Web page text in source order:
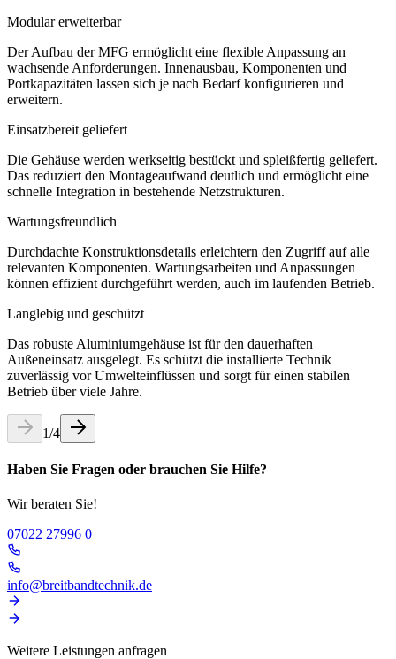
Modular erweiterbar
Der Aufbau der MFG ermöglicht eine flexible Anpassung an
wachsende Anforderungen. Innenausbau, Komponenten und
Portkapazitäten lassen sich je nach Bedarf konfigurieren und
erweitern.
Einsatzbereit geliefert
Die Gehäuse werden werkseitig bestückt und spleißfertig geliefert.
Das reduziert den Montageaufwand deutlich und ermöglicht eine
schnelle Integration in bestehende Netzstrukturen.
Wartungsfreundlich
Durchdachte Konstruktionsdetails erleichtern den Zugriff auf alle
relevanten Komponenten. Wartungsarbeiten und Anpassungen
können effizient durchgeführt werden, auch im laufenden Betrieb.
Langlebig und geschützt
Das robuste Aluminiumgehäuse ist für den dauerhaften
Außeneinsatz ausgelegt. Es schützt die installierte Technik
zuverlässig vor Umwelteinflüssen und sorgt für einen stabilen
Betrieb über viele Jahre.
1/4
Haben Sie Fragen oder brauchen Sie Hilfe?
Wir beraten Sie!
07022 27996 0
info@breitbandtechnik.de
Weitere Leistungen anfragen